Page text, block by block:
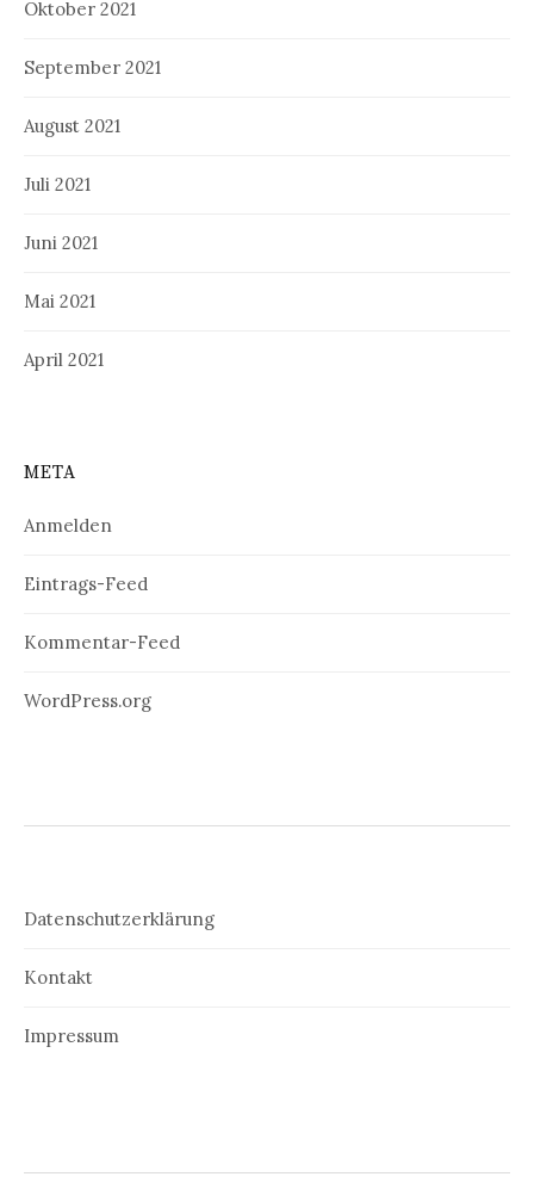
Oktober 2021
September 2021
August 2021
Juli 2021
Juni 2021
Mai 2021
April 2021
META
Anmelden
Eintrags-Feed
Kommentar-Feed
WordPress.org
Datenschutzerklärung
Kontakt
Impressum